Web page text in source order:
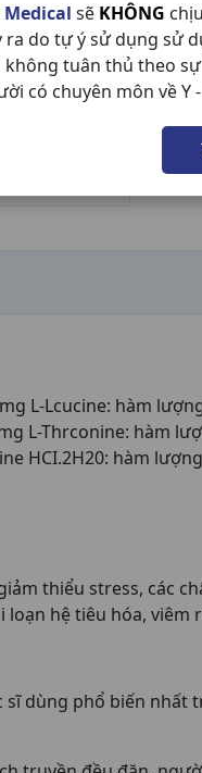
Medical sẽ KHÔNG
ra do tự ý sử dụng sử
không tuân thủ theo
có chuyên môn về Y
L-Lcucine: hàm
L-Thrconine: hàm
HCI.2H20: hàm
thiểu stress, các
hệ tiêu hóa, viêm
sĩ dùng phổ biến